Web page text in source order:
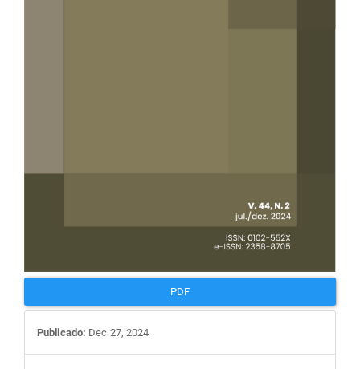
PDF
Publicado: Dec 27, 2024